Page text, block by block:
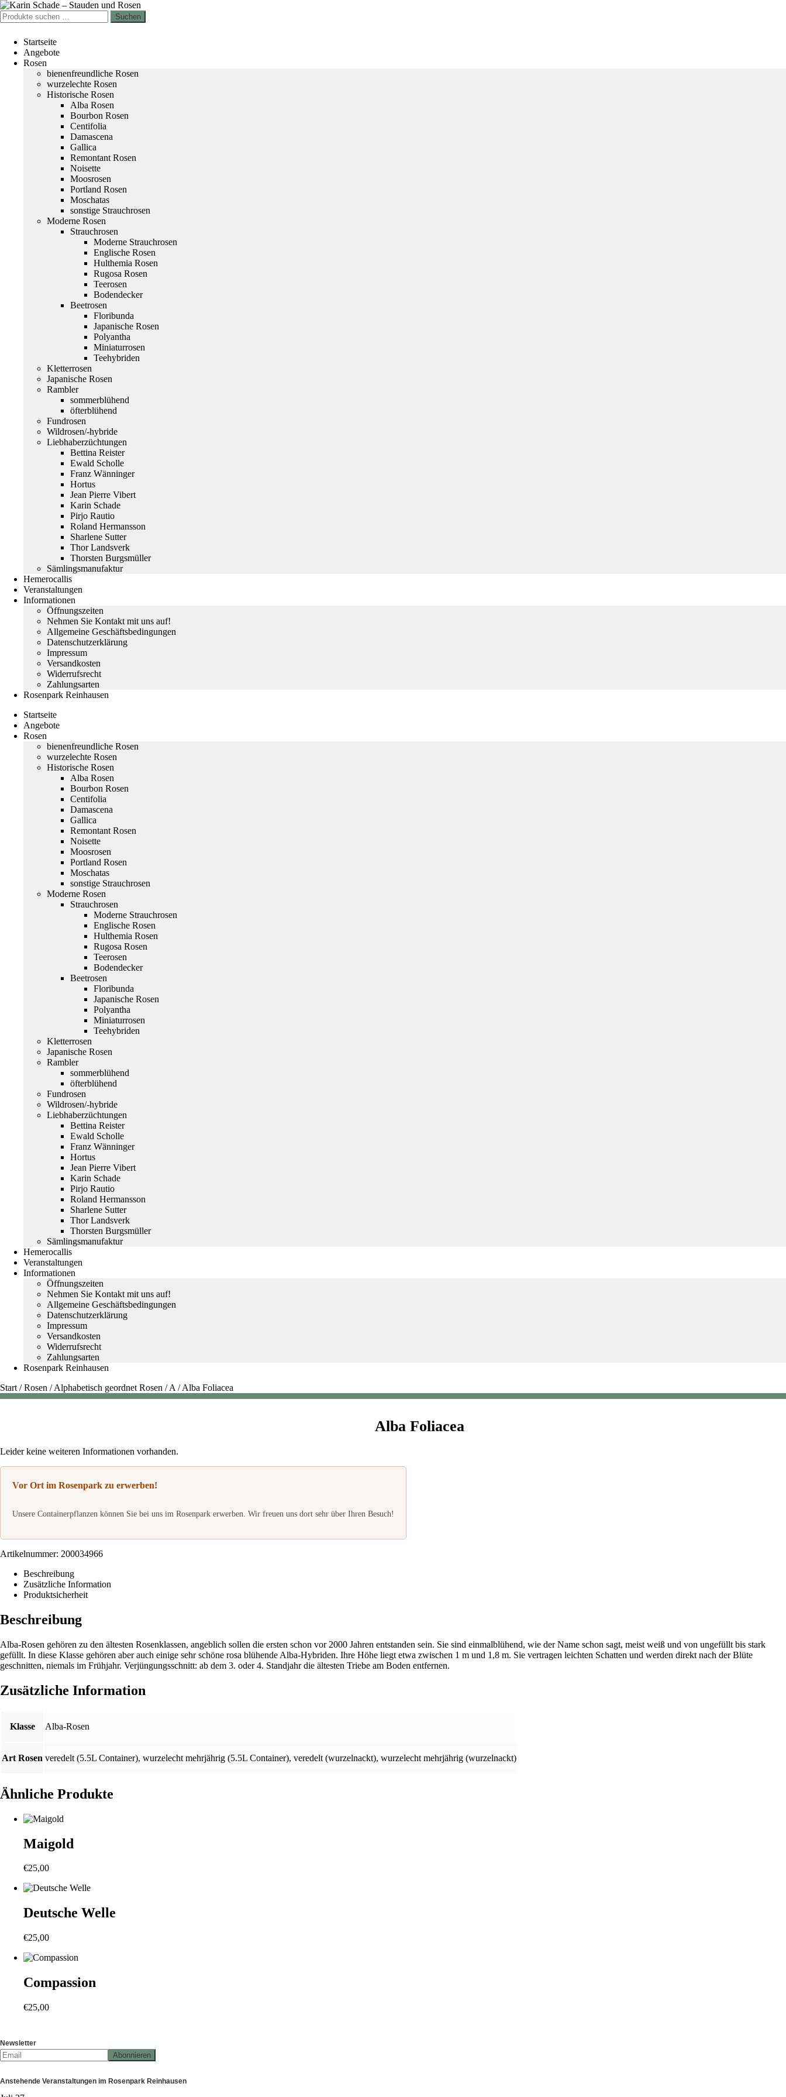
Zur
Navigation
springen
Zum
Inhalt
springen
Suchen
nach:
Suchen
Startseite
Angebote
Rosen
bienenfreundliche Rosen
wurzelechte Rosen
Historische Rosen
Alba Rosen
Bourbon Rosen
Centifolia
Damascena
Gallica
Remontant Rosen
Noisette
Moosrosen
Portland Rosen
Moschatas
sonstige Strauchrosen
Moderne Rosen
Strauchrosen
Moderne Strauchrosen
Englische Rosen
Hulthemia Rosen
Rugosa Rosen
Teerosen
Bodendecker
Beetrosen
Floribunda
Japanische Rosen
Polyantha
Miniaturrosen
Teehybriden
Kletterrosen
Japanische Rosen
Rambler
sommerblühend
öfterblühend
Fundrosen
Wildrosen/-hybride
Liebhaberzüchtungen
Bettina Reister
Ewald Scholle
Franz Wänninger
Hortus
Jean Pierre Vibert
Karin Schade
Pirjo Rautio
Roland Hermansson
Sharlene Sutter
Thor Landsverk
Thorsten Burgsmüller
Sämlingsmanufaktur
Hemerocallis
Veranstaltungen
Informationen
Öffnungszeiten
Nehmen Sie Kontakt mit uns auf!
Allgemeine Geschäftsbedingungen
Datenschutzerklärung
Impressum
Versandkosten
Widerrufsrecht
Zahlungsarten
Rosenpark Reinhausen
Startseite
Angebote
Rosen
bienenfreundliche Rosen
wurzelechte Rosen
Historische Rosen
Alba Rosen
Bourbon Rosen
Centifolia
Damascena
Gallica
Remontant Rosen
Noisette
Moosrosen
Portland Rosen
Moschatas
sonstige Strauchrosen
Moderne Rosen
Strauchrosen
Moderne Strauchrosen
Englische Rosen
Hulthemia Rosen
Rugosa Rosen
Teerosen
Bodendecker
Beetrosen
Floribunda
Japanische Rosen
Polyantha
Miniaturrosen
Teehybriden
Kletterrosen
Japanische Rosen
Rambler
sommerblühend
öfterblühend
Fundrosen
Wildrosen/-hybride
Liebhaberzüchtungen
Bettina Reister
Ewald Scholle
Franz Wänninger
Hortus
Jean Pierre Vibert
Karin Schade
Pirjo Rautio
Roland Hermansson
Sharlene Sutter
Thor Landsverk
Thorsten Burgsmüller
Sämlingsmanufaktur
Hemerocallis
Veranstaltungen
Informationen
Öffnungszeiten
Nehmen Sie Kontakt mit uns auf!
Allgemeine Geschäftsbedingungen
Datenschutzerklärung
Impressum
Versandkosten
Widerrufsrecht
Zahlungsarten
Rosenpark Reinhausen
Start /Rosen /Alphabetisch geordnet Rosen /A /Alba Foliacea
Alba Foliacea
Leider keine weiteren Informationen vorhanden.
Vor Ort im Rosenpark zu erwerben!
Unsere Containerpflanzen können Sie bei uns im Rosenpark erwerben. Wir freuen uns dort sehr über Ihren Besuch!
Artikelnummer: 200034966
Beschreibung
Zusätzliche Information
Produktsicherheit
Beschreibung
Alba-Rosen gehören zu den ältesten Rosenklassen, angeblich sollen die ersten schon vor 2000 Jahren entstanden sein. Sie sind einmalblühend, wie der Name schon sagt, meist weiß und von ungefüllt bis stark
gefüllt. In diese Klasse gehören aber auch einige sehr schöne rosa blühende Alba-Hybriden. Ihre Höhe liegt etwa zwischen 1 m und 1,8 m. Sie vertragen leichten Schatten und werden direkt nach der Blüte
geschnitten, niemals im Frühjahr. Verjüngungsschnitt: ab dem 3. oder 4. Standjahr die ältesten Triebe am Boden entfernen.
Zusätzliche Information
Klasse Alba-Rosen
Art Rosen veredelt (5.5L Container), wurzelecht mehrjährig (5.5L Container), veredelt (wurzelnackt), wurzelecht mehrjährig (wurzelnackt)
Ähnliche Produkte
Maigold
€25,00
Deutsche Welle
€25,00
Compassion
€25,00
Newsletter
Anstehende Veranstaltungen im Rosenpark Reinhausen